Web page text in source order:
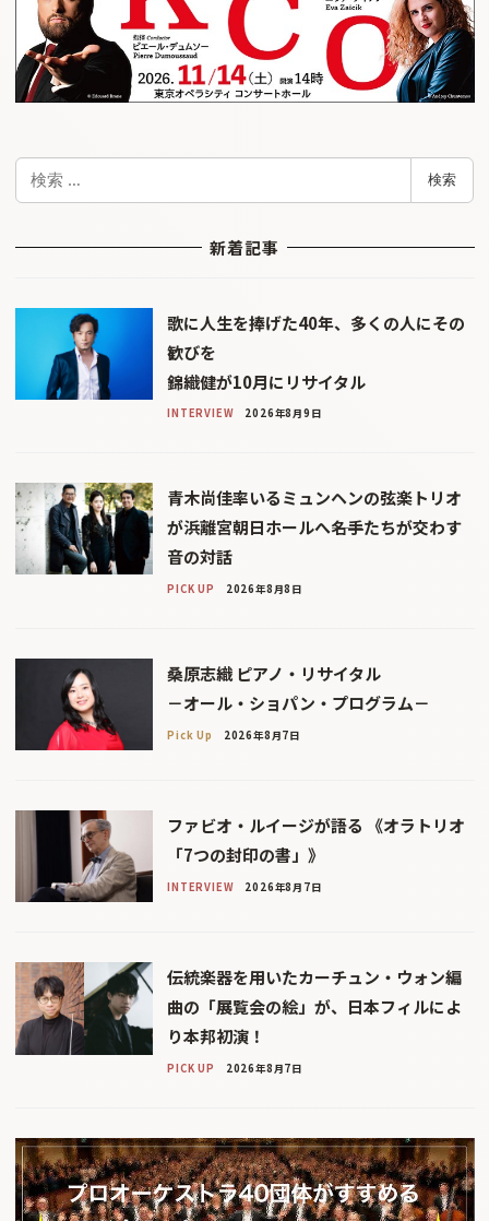
検
検索
新着記事
歌に人生を捧げた40年、多くの人にその
歓びを
錦織健が10月にリサイタル
INTERVIEW 2026年8月9日
青木尚佳率いるミュンヘンの弦楽トリオ
が浜離宮朝日ホールへ――名手たちが交わす
音の対話
PICK UP 2026年8月8日
桑原志織 ピアノ・リサイタル
－オール・ショパン・プログラム－
Pick Up 2026年8月7日
ファビオ・ルイージが語る 《オラトリオ
「7つの封印の書」》
INTERVIEW 2026年8月7日
伝統楽器を用いたカーチュン・ウォン編
曲の「展覧会の絵」が、日本フィルによ
り本邦初演！
PICK UP 2026年8月7日